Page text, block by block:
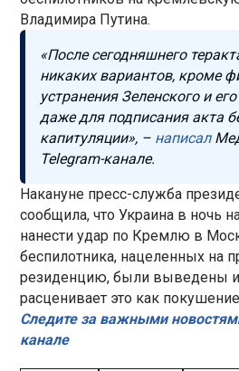
Владимира Путина.
«После сегодняшнего
никаких вариантов, кроме
устранения Зеленского и
даже для подписания акта
капитуляции», – написал
Telegram-канале.
Накануне пресс-служба
сообщила, что Украина в ночь
нанести удар по Кремлю в
беспилотника, нацеленных на
резиденцию, были выведены
расценивает это как
Следите за важными
канале